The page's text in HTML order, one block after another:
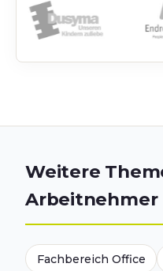
Weitere
Arbeitnehmer
Fachbereich Office